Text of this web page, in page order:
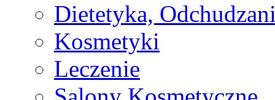
Dietetyka,
Kosmetyki
Leczenie